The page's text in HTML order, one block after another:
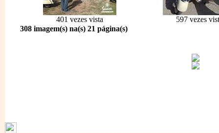
401 vezes vista
597 vezes
308 imagem(s) na(s) 21 página(s)